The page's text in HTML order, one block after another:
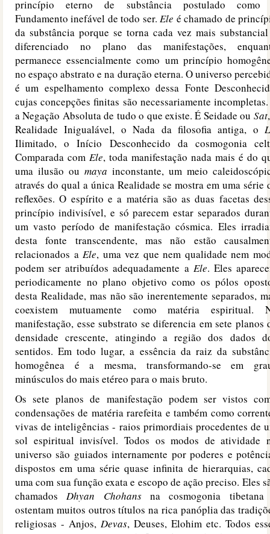
princípio eterno de substância postulado como
Fundamento inefável de todo ser.Ele é chamado de
da substância porque se torna cada vez mais
diferenciado no plano das manifestações,
permanece essencialmente como um princípio
no espaço abstrato e na duração eterna. O universo
é um espelhamento complexo dessa Fonte
cujas concepções finitas são necessariamente
a Negação Absoluta de tudo o que existe. É Seidade ou Sat
Realidade Inigualável, o Nada da filosofia antiga, o
Ilimitado, o Início Desconhecido da cosmogonia
Comparada com Ele, toda manifestação nada mais é do
uma ilusão ou maya inconstante, um meio
através do qual a única Realidade se mostra em uma série
reflexões. O espírito e a matéria são as duas facetas
princípio indivisível, e só parecem estar separados
um vasto período de manifestação cósmica. Eles
desta fonte transcendente, mas não estão
relacionados aEle, uma vez que nem qualidade nem
podem ser atribuídos adequadamente a Ele. Eles
periodicamente no plano objetivo como os pólos
desta Realidade, mas não são inerentemente separados,
coexistem mutuamente como matéria espiritual.
manifestação, esse substrato se diferencia em sete planos
densidade crescente, atingindo a região dos dados
sentidos. Em todo lugar, a essência da raiz da
homogênea é a mesma, transformando-se em
minúsculos do mais etéreo para o mais bruto.
Os sete planos de manifestação podem ser vistos
condensações de matéria rarefeita e também como
vivas de inteligências - raios primordiais procedentes de
sol espiritual invisível. Todos os modos de atividade
universo são guiados internamente por poderes e
dispostos em uma série quase infinita de hierarquias,
uma com sua função exata e escopo de ação preciso. Eles
chamadosDhyan Chohansna cosmogonia tibetana
ostentam muitos outros títulos na rica panóplia das
religiosas - Anjos, Devas, Deuses, Elohim etc. Todos